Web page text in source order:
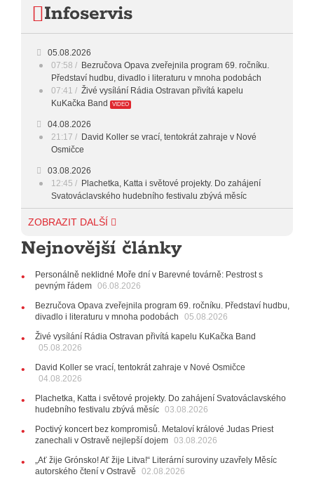
16:00 - 17:00 HARD AND HEAVY CLASSIC
17:00 - 18:00
18:00 - 20:00 INDEPENDENT
23:00 - 00:00 POTICHU
Infoservis
05.08.2026
07:58
Bezručova Opava zveřejnila program 69. ročníku.
Představí hudbu, divadlo i literaturu v mnoha podobách
07:41
Živé vysílání Rádia Ostravan přivítá kapelu
KuKačka Band
VIDEO
04.08.2026
21:17
David Koller se vrací, tentokrát zahraje v Nové
Osmičce
03.08.2026
12:45
Plachetka, Katta i světové projekty. Do zahájení
Svatováclavského hudebního festivalu zbývá měsíc
29.07.2026
listopadu v klubu Barrák
VIDEO
10:33
Úsměvné historky ze života ostravské kapely
kláves
28.07.2026
15:51
Koncert legendárních Judas Priest se blíží. Zbývá
27.07.2026
držitelka Ceny Thálie za celoživotní mistrovství
Kirschner, návštěvníci nově zaplatí už jen pomocí čipů
17:06
Zpěvačka Tanja vydala nové EP Plamen VIDEO
10:02
Kapela Midnight v Rádiu Ostravan: Od minulého
ZOBRAZIT DALŠÍ
Nejnovější články
Personálně neklidné Moře dní v Barevné továrně: Pestrost s
pevným řádem 06.08.2026
Bezručova Opava zveřejnila program 69. ročníku. Představí hudbu,
divadlo i literaturu v mnoha podobách
05.08.2026
Živé vysílání Rádia Ostravan přivítá kapelu KuKačka Band
05.08.2026
David Koller se vrací, tentokrát zahraje v Nové Osmičce
04.08.2026
Plachetka, Katta i světové projekty. Do zahájení Svatováclavského
hudebního festivalu zbývá měsíc 03.08.2026
Poctivý koncert bez kompromisů. Metaloví králové Judas Priest
zanechali v Ostravě nejlepší dojem 03.08.2026
„Ať žije Grónsko! Ať žije Litva!“ Literární suroviny uzavřely Měsíc
autorského čtení v Ostravě
02.08.2026